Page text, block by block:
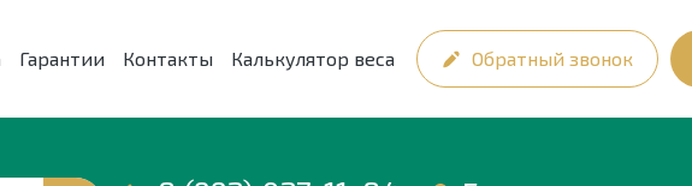
Гарантии Контакты Калькулятор веса Обратный звонок